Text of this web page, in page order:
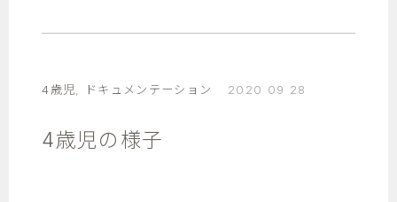
4歳児 ドキュメンテーション 2020 09 28
4歳児の様子